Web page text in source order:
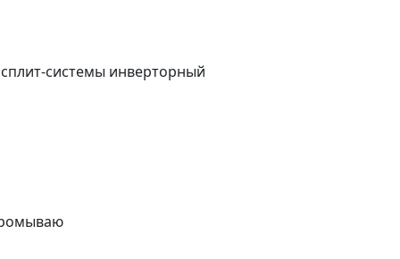
системы инверторный